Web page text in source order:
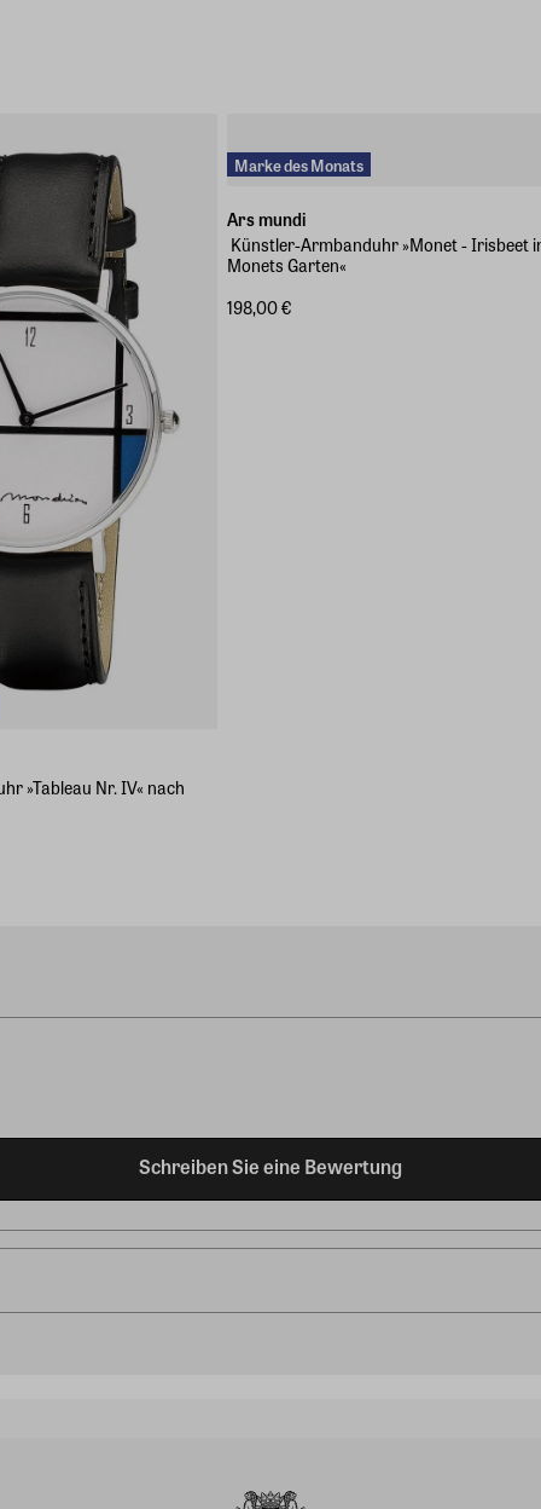
»Tableau Nr. IV« nach
Marke des Monats
Ars mundi
Künstler-Armbanduhr »Monet - Irisbeet
Monets Garten«
198,00 €
Schreiben Sie eine Bewertung